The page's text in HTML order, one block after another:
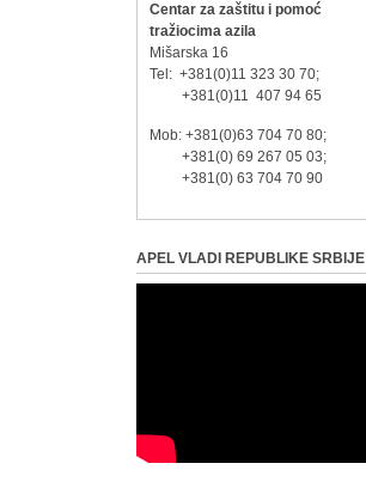
Centar za zaštitu i pomoć
tražiocima azila
Mišarska 16
Tel: +381(0)11 323 30 70;
+381(0)11 407 94 65
Mob: +381(0)63 704 70 80;
+381(0) 69 267 05 03;
+381(0) 63 704 70 90
APEL VLADI REPUBLIKE SRBIJE